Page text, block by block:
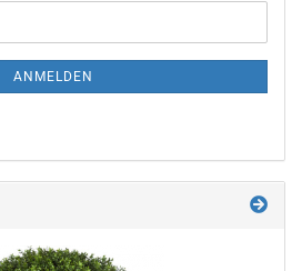
ANMELDEN